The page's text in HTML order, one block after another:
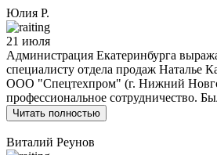
Юлия Р.
21 июля
Администрация Екатеринбурга
специалисту отдела продаж Наталье
ООО "Спецтехпром" (г. Нижний
профессиональное сотрудничество.
Читать полностью
Виталий Реунов